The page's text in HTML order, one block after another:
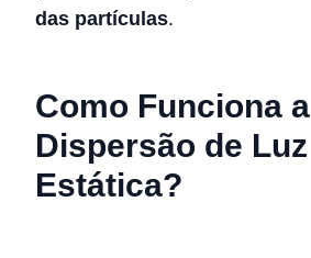
das partículas.
Como Funciona a
Dispersão de Luz
Estática?